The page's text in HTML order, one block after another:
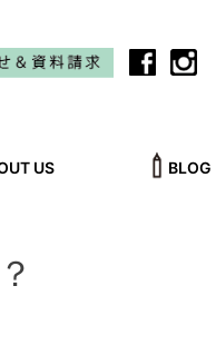
US BLOG